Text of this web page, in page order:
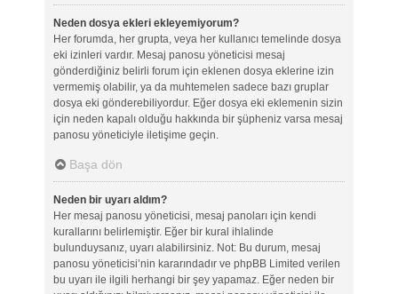
Neden dosya ekleri ekleyemiyorum?
Her forumda, her grupta, veya her kullanıcı temelinde dosya
eki izinleri vardır. Mesaj panosu yöneticisi mesaj
gönderdiğiniz belirli forum için eklenen dosya eklerine izin
vermemiş olabilir, ya da muhtemelen sadece bazı gruplar
dosya eki gönderebiliyordur. Eğer dosya eki eklemenin sizin
için neden kapalı olduğu hakkında bir şüpheniz varsa mesaj
panosu yöneticiyle iletişime geçin.
Başa dön
Neden bir uyarı aldım?
Her mesaj panosu yöneticisi, mesaj panoları için kendi
kurallarını belirlemiştir. Eğer bir kural ihlalinde
bulunduysanız, uyarı alabilirsiniz. Not: Bu durum, mesaj
panosu yöneticisi’nin kararındadır ve phpBB Limited verilen
bu uyarı ile ilgili herhangi bir şey yapamaz. Eğer neden bir